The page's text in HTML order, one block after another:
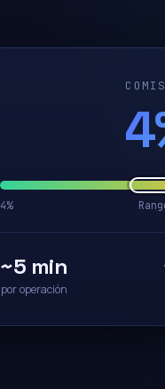
4%
~5 min
por operación